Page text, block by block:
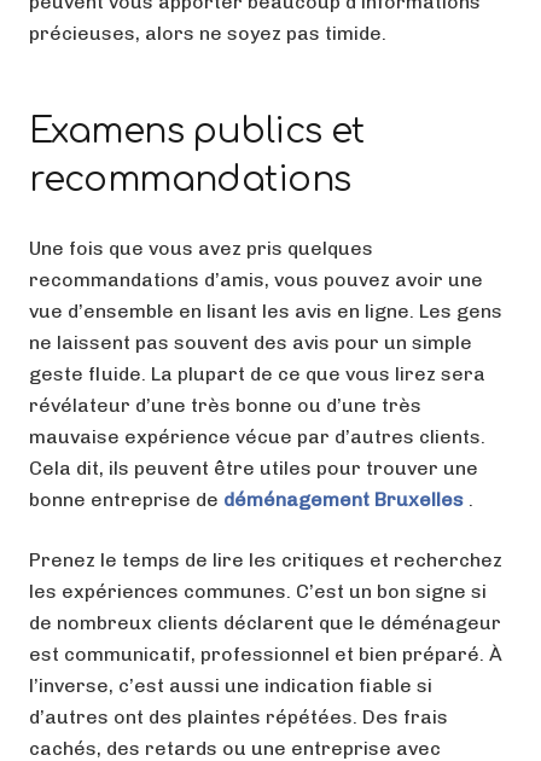
précieuses, alors ne soyez pas timide.
Examens publics et
recommandations
Une fois que vous avez pris quelques
recommandations d’amis, vous pouvez avoir une
vue d’ensemble en lisant les avis en ligne. Les gens
ne laissent pas souvent des avis pour un simple
geste fluide. La plupart de ce que vous lirez sera
révélateur d’une très bonne ou d’une très
mauvaise expérience vécue par d’autres clients.
Cela dit, ils peuvent être utiles pour trouver une
bonne entreprise de déménagement Bruxelles
Prenez le temps de lire les critiques et recherchez
les expériences communes. C’est un bon signe si
de nombreux clients déclarent que le déménageur
est communicatif, professionnel et bien préparé. À
l’inverse, c’est aussi une indication fiable si
d’autres ont des plaintes répétées. Des frais
cachés, des retards ou une entreprise avec